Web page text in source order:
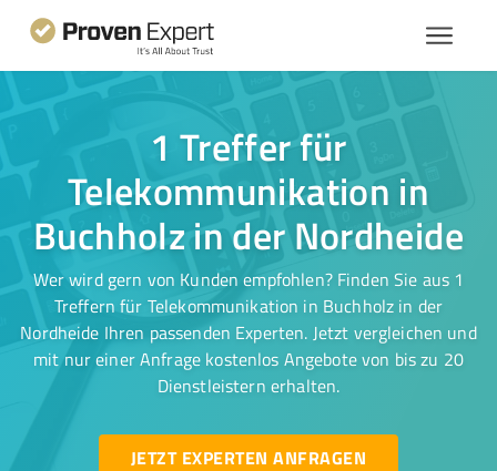
1 Treffer für
Telekommunikation in
Buchholz in der Nordheide
Wer wird gern von Kunden empfohlen? Finden Sie aus 1
Treffern für Telekommunikation in Buchholz in der
Nordheide Ihren passenden Experten. Jetzt vergleichen und
mit nur einer Anfrage kostenlos Angebote von bis zu 20
Dienstleistern erhalten.
JETZT EXPERTEN ANFRAGEN